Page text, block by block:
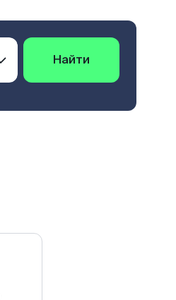
Найти